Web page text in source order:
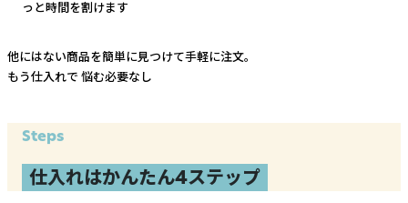
っと時間を割けます
他にはない商品を簡単に見つけて手軽に注文。
もう仕入れで 悩む必要なし
Steps
仕入れはかんたん4ステップ